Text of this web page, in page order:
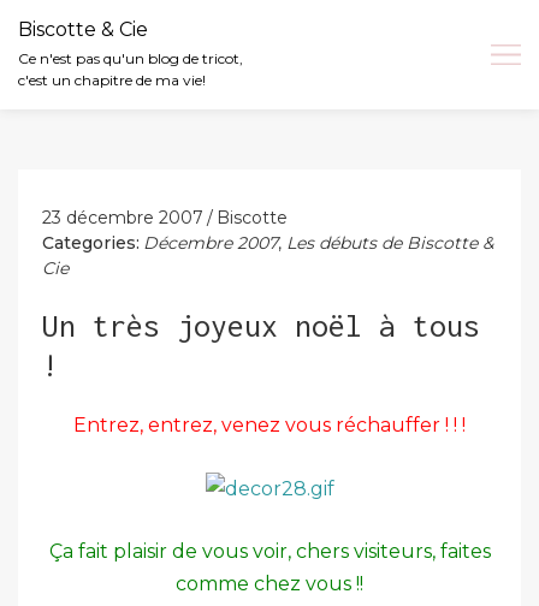
Biscotte & Cie
Ce n'est pas qu'un blog de tricot,
c'est un chapitre de ma vie!
23 décembre 2007
Biscotte
Categories: Décembre 2007, Les débuts de Biscotte &
Cie
Un très joyeux noël à tous
!
Entrez, entrez, venez vous réchauffer ! ! !
Ça fait plaisir de vous voir, chers visiteurs, faites
comme chez vous !!